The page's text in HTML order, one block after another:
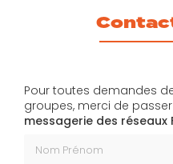
Pour toutes demandes
groupes, merci de passer
messagerie des